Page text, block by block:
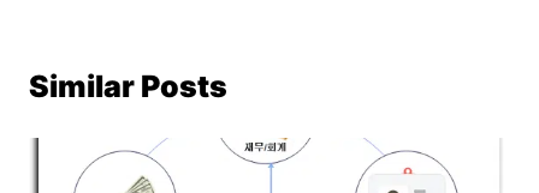
Similar Posts